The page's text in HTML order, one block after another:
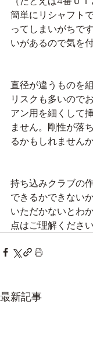
簡単にリシャフト
ってしまいがちで
いがあるので気を
直径が違うものを
リスクも多いので
アン用を細くして
ません。剛性が落
るかもしれませんか
持ち込みクラブの
できるかできない
いただかないとわ
点はご理解ください
最新記事